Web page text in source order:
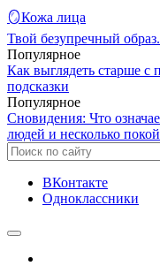
🪞Кожа лица
Твой безупречный
Популярное
Как выглядеть старше
подсказки
Популярное
Сновидения: Что
людей и несколько
ВКонтакте
Одноклассники